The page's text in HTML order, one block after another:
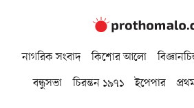
নাগরিক সংবাদ কিশোর আলো
বন্ধুসভা
চিরন্তন ১৯৭১ ইপেপার